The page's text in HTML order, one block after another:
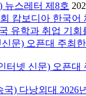
뉴스레터 제8호
캄보디아 한국어
유학과 취업 기회
문) 오픈대 주최
터넷 신문) 오픈대
국) 다낭외대 2026